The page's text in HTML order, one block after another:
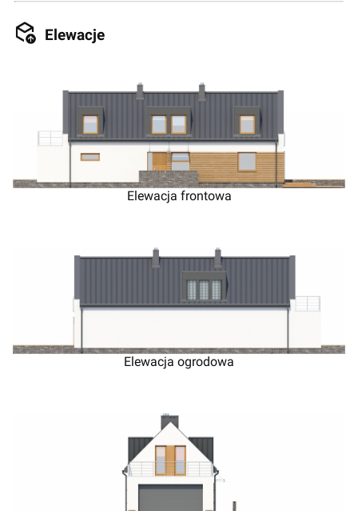
Elewacje
Elewacja frontowa
Elewacja ogrodowa